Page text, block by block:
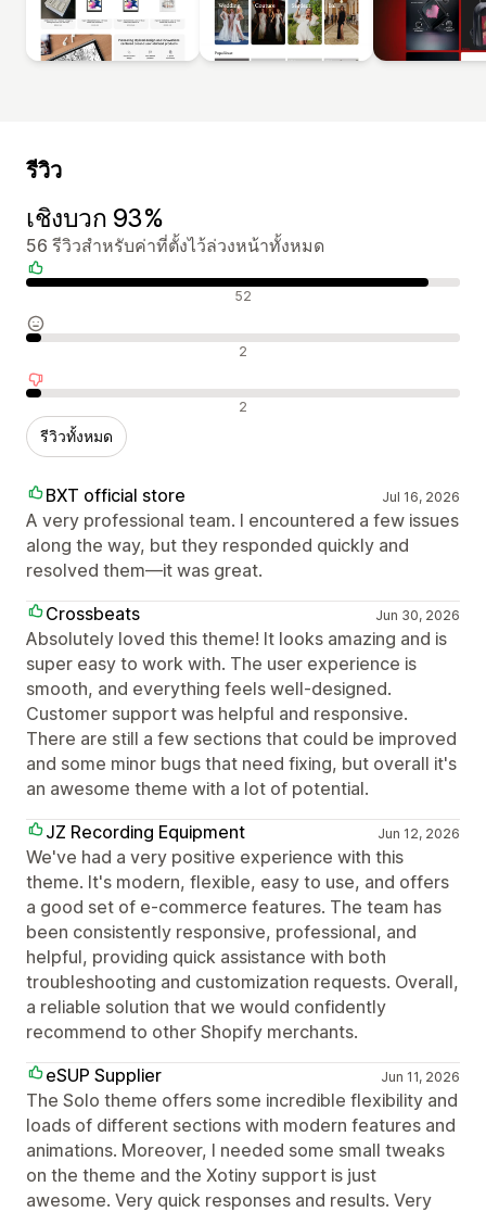
รีวิว
เชิงบวก 93%
56 รีวิวสำหรับค่าที่ตั้งไว้ล่วงหน้าทั้งหมด
รีวิวเชิงบวก 52
รีวิวที่เป็นกลาง 2
รีวิวเชิงลบ 2
รีวิวทั้งหมด
BXT official store Jul 16, 2026
A very professional team. I encountered a few issues
along the way, but they responded quickly and
resolved them—it was great.
Crossbeats
Jun 30, 2026
Absolutely loved this theme! It looks amazing and is
super easy to work with. The user experience is
smooth, and everything feels well-designed.
Customer support was helpful and responsive.
There are still a few sections that could be improved
and some minor bugs that need fixing, but overall it's
an awesome theme with a lot of potential.
JZ Recording Equipment
Jun 12, 2026
We've had a very positive experience with this
theme. It's modern, flexible, easy to use, and offers
a good set of e-commerce features. The team has
been consistently responsive, professional, and
helpful, providing quick assistance with both
troubleshooting and customization requests. Overall,
a reliable solution that we would confidently
recommend to other Shopify merchants.
eSUP Supplier
Jun 11, 2026
The Solo theme offers some incredible flexibility and
loads of different sections with modern features and
animations. Moreover, I needed some small tweaks
on the theme and the Xotiny support is just
awesome. Very quick responses and results. Very